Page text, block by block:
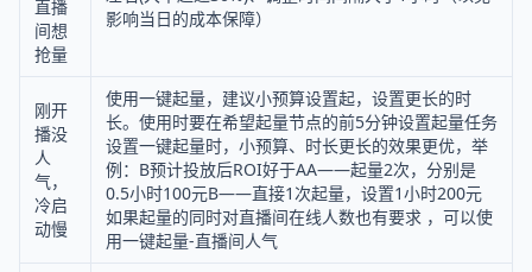
直播
间想
抢量
影响当日的成本保障）
刚开
播没
人
气，
冷启
动慢
使用一键起量，建议小预算设置起，设置更长的时
长。使用时要在希望起量节点的前5分钟设置起量任务
设置一键起量时，小预算、时长更长的效果更优，举
例：B预计投放后ROI好于AA——起量2次，分别是
0.5小时100元B——直接1次起量，设置1小时200元
如果起量的同时对直播间在线人数也有要求 ，可以使
用一键起量-直播间人气